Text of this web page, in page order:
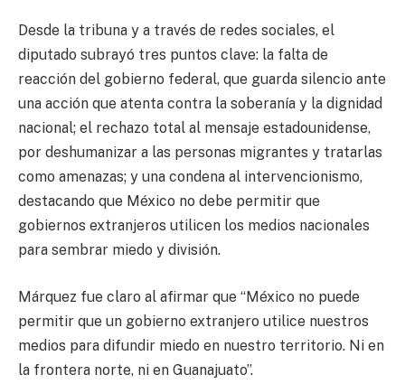
Desde la tribuna y a través de redes sociales, el
diputado subrayó tres puntos clave: la falta de
reacción del gobierno federal, que guarda silencio ante
una acción que atenta contra la soberanía y la dignidad
nacional; el rechazo total al mensaje estadounidense,
por deshumanizar a las personas migrantes y tratarlas
como amenazas; y una condena al intervencionismo,
destacando que México no debe permitir que
gobiernos extranjeros utilicen los medios nacionales
para sembrar miedo y división.
Márquez fue claro al afirmar que “México no puede
permitir que un gobierno extranjero utilice nuestros
medios para difundir miedo en nuestro territorio. Ni en
la frontera norte, ni en Guanajuato”.